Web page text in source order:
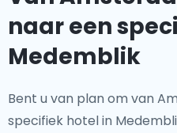
naar een
Medemblik
Bent u van plan om van
specifiek hotel in